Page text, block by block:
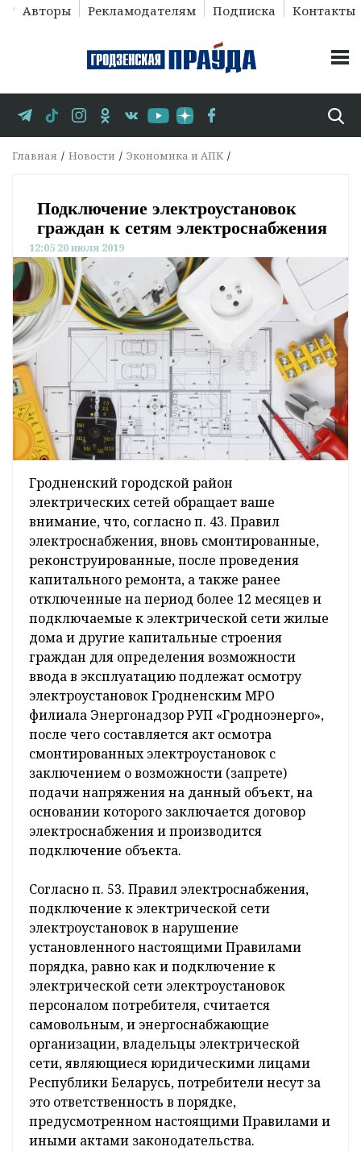
Авторы Рекламодателям Подписка Контакты
Главная Новости Экономика и АПК
Подключение электроустановок
граждан к сетям электроснабжения
12:05 20 июля 2019
Гродненский городской район
электрических сетей обращает ваше
внимание, что, согласно п. 43. Правил
электроснабжения, вновь смонтированные,
реконструированные, после проведения
капитального ремонта, а также ранее
отключенные на период более 12 месяцев и
подключаемые к электрической сети жилые
дома и другие капитальные строения
граждан для определения возможности
ввода в эксплуатацию подлежат осмотру
электроустановок Гродненским МРО
филиала Энергонадзор РУП «Гродноэнерго»,
после чего составляется акт осмотра
смонтированных электроустановок с
заключением о возможности (запрете)
подачи напряжения на данный объект, на
основании которого заключается договор
электроснабжения и производится
подключение объекта.
Согласно п. 53. Правил электроснабжения,
подключение к электрической сети
электроустановок в нарушение
установленного настоящими Правилами
порядка, равно как и подключение к
электрической сети электроустановок
персоналом потребителя, считается
самовольным, и энергоснабжающие
организации, владельцы электрической
сети, являющиеся юридическими лицами
Республики Беларусь, потребители несут за
это ответственность в порядке,
предусмотренном настоящими Правилами и
иными актами законодательства.